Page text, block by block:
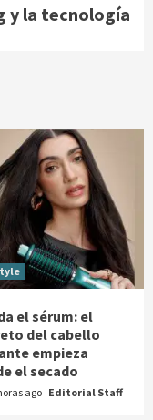
y la tecnología
el sérum: el
del cabello
empieza
el secado
ago Editorial Staff